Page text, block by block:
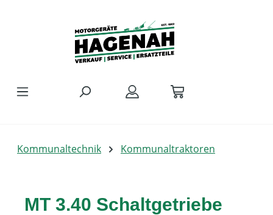
Kommunaltechnik Kommunaltraktoren
MT 3.40 Schaltgetriebe